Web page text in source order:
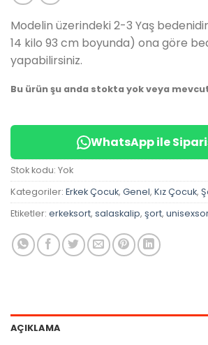
Modelin üzerindeki 2-3 Yaş
14 kilo 93 cm boyunda) ona göre
yapabilirsiniz.
Bu ürün şu anda stokta yok veya
WhatsApp ile
Stok kodu: Yok
Kategoriler: Erkek Çocuk, Genel, Kız Çocuk,
Etiketler: erkeksort, salaskalip, şort,
AÇIKLAMA